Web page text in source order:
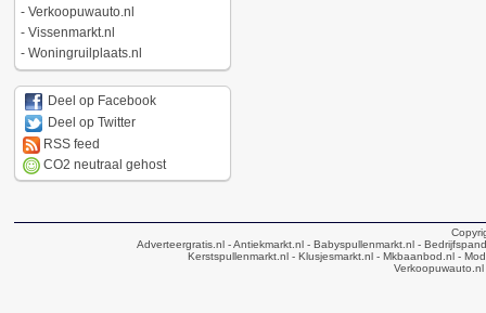
- Verkoopuwauto.nl
- Vissenmarkt.nl
- Woningruilplaats.nl
Deel op Facebook
Deel op Twitter
RSS feed
CO2 neutraal gehost
Adverteergratis.nl - Antiekmarkt.nl - Babyspullenmarkt.nl -
Kerstspullenmarkt.nl- Klusjesmarkt.nl- Mkbaanbod.nl-
Verkoopuwauto.nl